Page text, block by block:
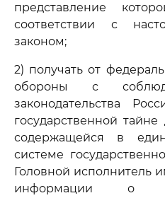
представление
соответствии с
законом;
2) получать от
обороны с
законодательства
государственной
содержащейся в
системе
Головной исполнитель
информации о